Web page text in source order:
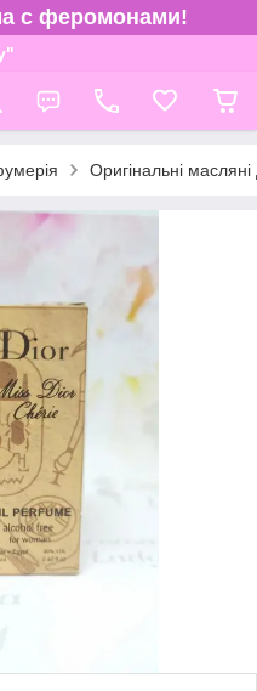
с феромонами!
Оригінальні